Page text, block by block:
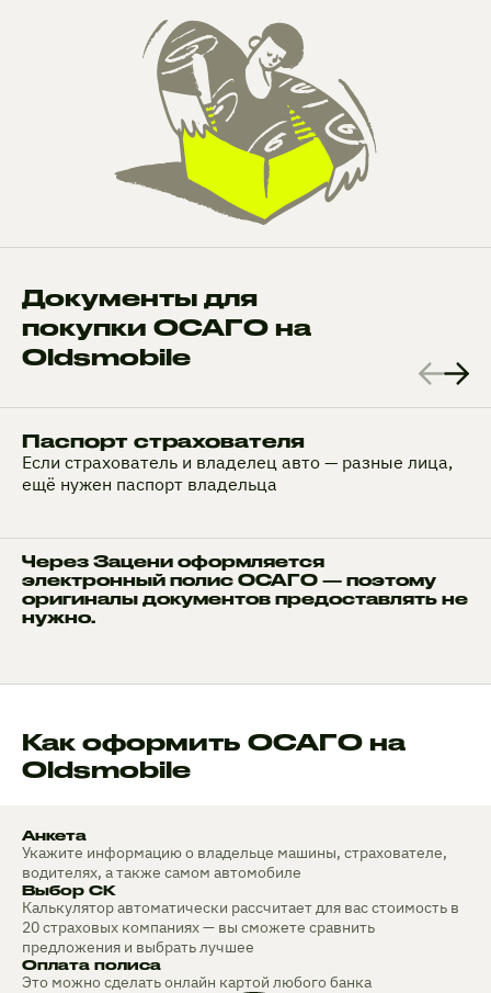
Документы для
покупки ОСАГО на
Oldsmobile
Паспорт страхователя
Если страхователь и владелец авто — разные лица,
ещё нужен паспорт владельца
Через Зацени оформляется
электронный полис ОСАГО — поэтому
оригиналы документов предоставлять не
нужно.
Как оформить ОСАГО на
Oldsmobile
Анкета
Укажите информацию о владельце машины, страхователе,
водителях, а также самом автомобиле
Выбор СК
Калькулятор автоматически рассчитает для вас стоимость в
20 страховых компаниях — вы сможете сравнить
предложения и выбрать лучшее
Оплата полиса
Это можно сделать онлайн картой любого банка